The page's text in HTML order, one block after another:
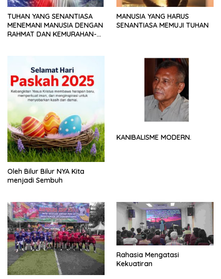
TUHAN YANG SENANTIASA
MENEMANI MANUSIA DENGAN
RAHMAT DAN KEMURAHAN-
MANUSIA YANG HARUS
SENANTIASA MEMUJI TUHAN
Oleh Bilur Bilur NYA Kita
menjadi Sembuh
KANIBALISME MODERN.
Rahasia Mengatasi
Kekuatiran